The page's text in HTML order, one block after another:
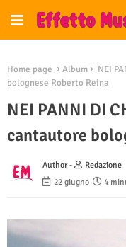
Home page Album
NEI
bolognese Roberto Reina
NEI PANNI DI
cantautore
Author -
Redazione
22 giugno
4